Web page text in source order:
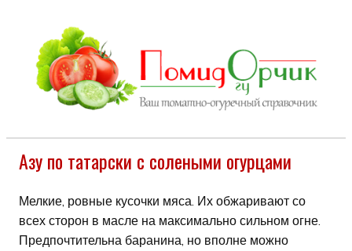
Азу по татарски с солеными огурцами
Мелкие, ровные кусочки мяса. Их обжаривают со
всех сторон в масле на максимально сильном огне.
Предпочтительна баранина, но вполне можно